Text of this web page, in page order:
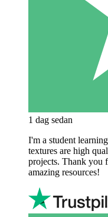
1 dag sedan
I'm a student
textures are high
projects. Thank you
amazing resources!